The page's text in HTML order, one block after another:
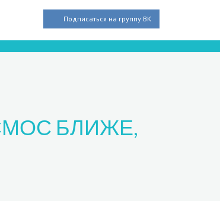
Подписаться на группу ВК
БЛИЖЕ,